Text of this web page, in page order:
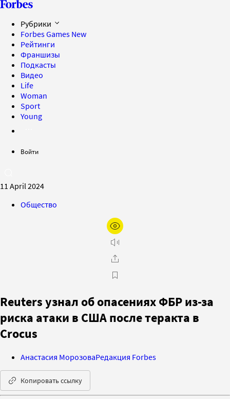
Рубрики
Forbes Games New
Рейтинги
Франшизы
Подкасты
Видео
Life
Woman
Sport
Young
Войти
11 April 2024
Общество
Reuters узнал об опасениях ФБР из-за
риска атаки в США после теракта в
Crocus
Анастасия МорозоваРедакция Forbes
Копировать ссылку